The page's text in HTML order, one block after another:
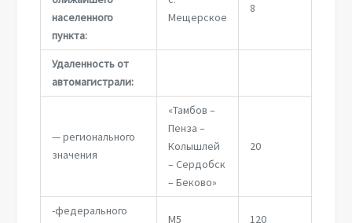
населенного
пункта:
Мещерское
8
Удаленность от
автомагистрали:
— регионального
значения
«Тамбов –
Пенза –
Колышлей
– Сердобск
– Беково»
20
-федерального
М5 120